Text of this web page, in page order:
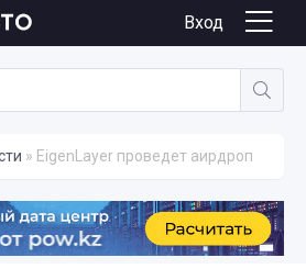
Вход
» EigenLayer проведет аирдроп